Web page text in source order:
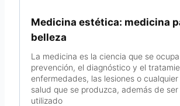
Medicina estética: medicina
belleza
La medicina es la ciencia que se
prevención, el diagnóstico y el
enfermedades, las lesiones o
salud que se produzca, además de
utilizado